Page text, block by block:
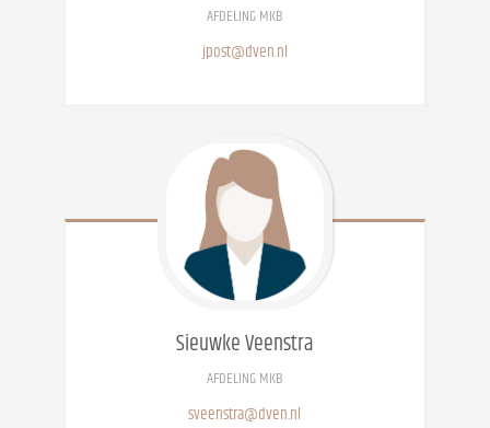
AFDELING MKB
jpost@dven.nl
SieuwkeVeenstra
AFDELING MKB
sveenstra@dven.nl